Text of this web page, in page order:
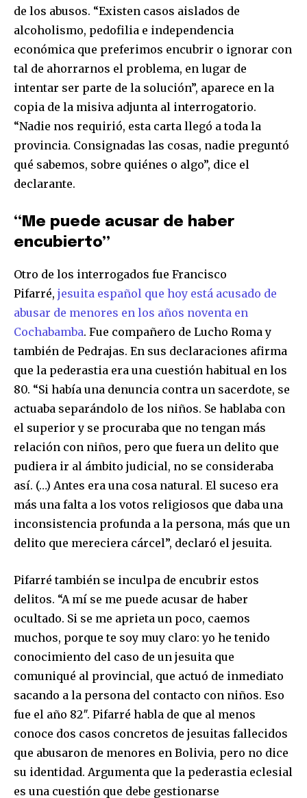
de los abusos. “Existen casos aislados de
alcoholismo, pedofilia e independencia
económica que preferimos encubrir o ignorar con
tal de ahorrarnos el problema, en lugar de
intentar ser parte de la solución”, aparece en la
copia de la misiva adjunta al interrogatorio.
“Nadie nos requirió, esta carta llegó a toda la
provincia. Consignadas las cosas, nadie preguntó
qué sabemos, sobre quiénes o algo”, dice el
declarante.
“Me puede acusar de haber
encubierto”
Otro de los interrogados fue Francisco
Pifarré, jesuita español que hoy está acusado de
abusar de menores en los años noventa en
Cochabamba. Fue compañero de Lucho Roma y
también de Pedrajas. En sus declaraciones afirma
que la pederastia era una cuestión habitual en los
80. “Si había una denuncia contra un sacerdote, se
actuaba separándolo de los niños. Se hablaba con
el superior y se procuraba que no tengan más
relación con niños, pero que fuera un delito que
pudiera ir al ámbito judicial, no se consideraba
así. (…) Antes era una cosa natural. El suceso era
más una falta a los votos religiosos que daba una
inconsistencia profunda a la persona, más que un
delito que mereciera cárcel”, declaró el jesuita.
Pifarré también se inculpa de encubrir estos
delitos. “A mí se me puede acusar de haber
ocultado. Si se me aprieta un poco, caemos
muchos, porque te soy muy claro: yo he tenido
conocimiento del caso de un jesuita que
comuniqué al provincial, que actuó de inmediato
sacando a la persona del contacto con niños. Eso
fue el año 82″. Pifarré habla de que al menos
conoce dos casos concretos de jesuitas fallecidos
que abusaron de menores en Bolivia, pero no dice
su identidad. Argumenta que la pederastia eclesial
es una cuestión que debe gestionarse